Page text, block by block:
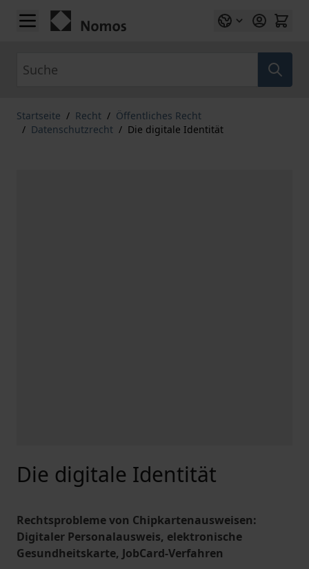
Zum Inhalt springen
Startseite / Recht / Öffentliches Recht
/ Datenschutzrecht / Die digitale Identität
Die digitale Identität
Rechtsprobleme von Chipkartenausweisen:
Digitaler Personalausweis, elektronische
Gesundheitskarte, JobCard-Verfahren